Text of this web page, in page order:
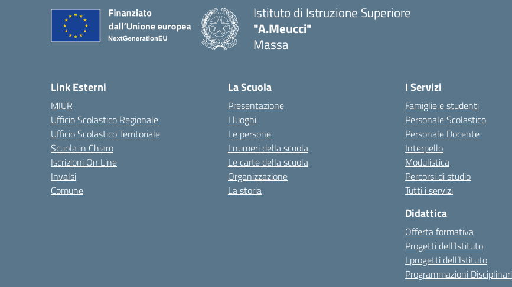
Istituto di Istruzione Superiore
"A.Meucci"
Massa
Link Esterni
MIUR
Ufficio Scolastico Regionale
Ufficio Scolastico Territoriale
Scuola in Chiaro
Iscrizioni On Line
Invalsi
Comune
La Scuola
Presentazione
I luoghi
Le persone
I numeri della scuola
Le carte della scuola
Organizzazione
La storia
I Servizi
Famiglie e studenti
Personale Scolastico
Personale Docente
Interpello
Modulistica
Percorsi di studio
Tutti i servizi
Didattica
Offerta formativa
Progetti dell’Istituto
I progetti dell’Istituto
Programmazioni Disciplinari